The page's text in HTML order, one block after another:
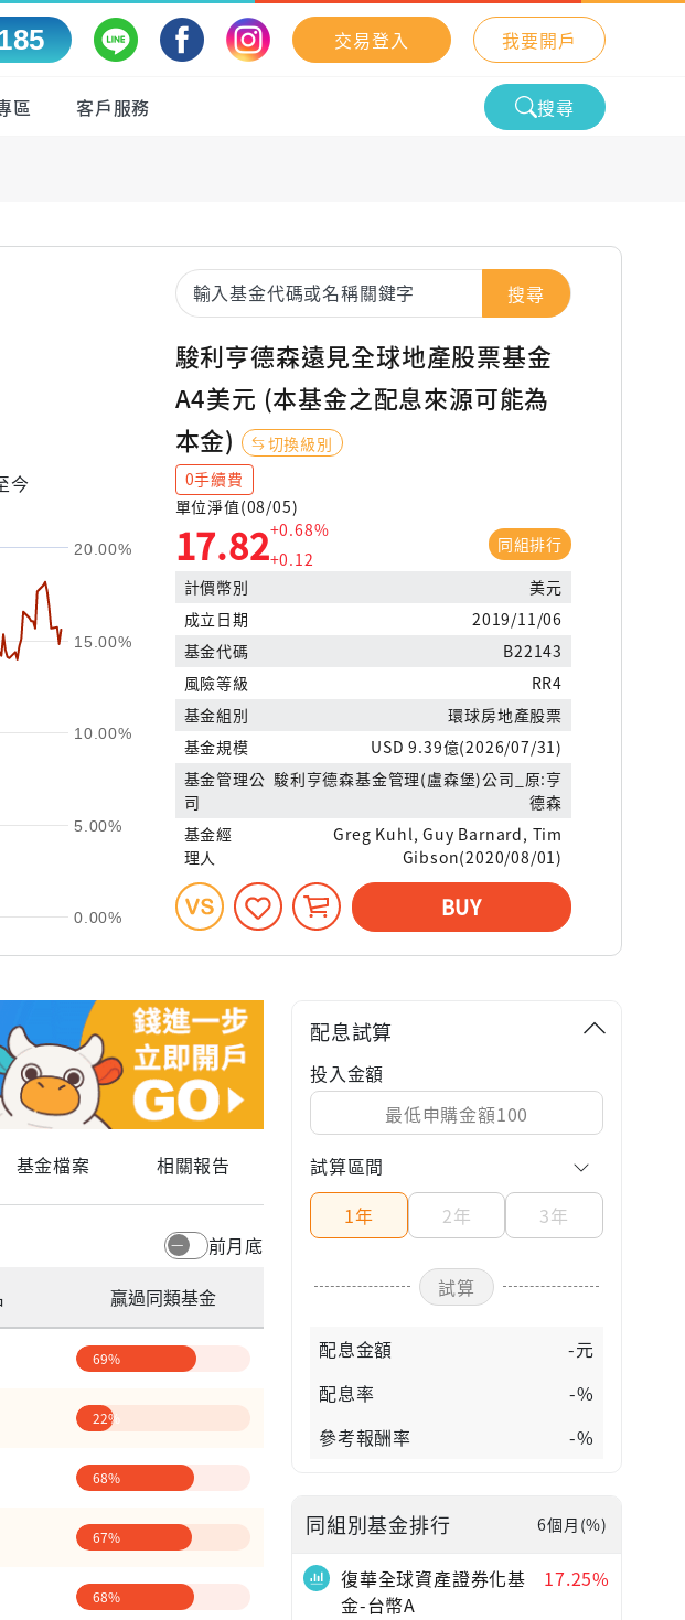
交易登入 我要開戶
區 客戶服務 搜尋
今
0.00%
5.00%
10.00%
15.00%
20.00%
搜尋
駿利亨德森遠見全球地產股票基金
A4美元 (本基金之配息來源可能為
本金)
切換級別
0手續費
單位淨值(08/05)
17.82+0.68%
+0.12
同組排行
計價幣別
美元
成立日期
2019/11/06
基金代碼
B22143
風險等級
RR4
基金組別
環球房地產股票
基金規模
USD 9.39億(2026/07/31)
基金管理公
司
駿利亨德森基金管理(盧森堡)公司_原:亨
德森
基金經
理人
Greg Kuhl, Guy Barnard, Tim
Gibson(2020/08/01)
BUY
基金檔案 相關報告
前月底
贏過同類基金
69%
22%
68%
67%
68%
配息試算
投入金額
試算區間
1年
2年 3年
試算
配息金額
-元
配息率
-%
參考報酬率
-%
同組別基金排行 6個月(%)
復華全球資產證券化基
金-台幣A
17.25%